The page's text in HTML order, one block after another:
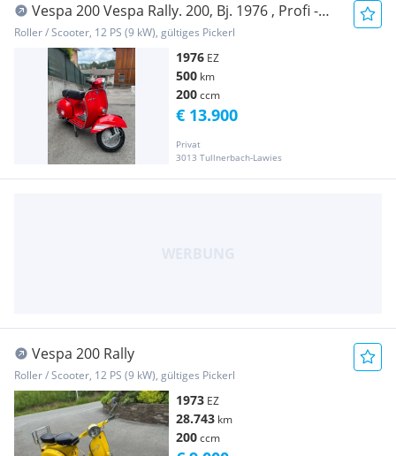
Vespa 200 Vespa Rally. 200, Bj. 1976 , Profi -
Restaurierung
Roller / Scooter, 12 PS (9 kW), gültiges Pickerl
1976 EZ
500 km
200ccm
Privat
3013 Tullnerbach-Lawies
€ 13.900
Vespa 200 Rally
Roller / Scooter, 12 PS (9 kW), gültiges Pickerl
1973 EZ
28.743 km
200ccm